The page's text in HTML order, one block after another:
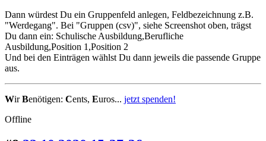
Dann würdest Du ein Gruppenfeld anlegen, Feldbezeichnung z.B.
"Werdegang". Bei "Gruppen (csv)", siehe Screenshot oben, trägst
Du dann ein: Schulische Ausbildung,Berufliche
Ausbildung,Position 1,Position 2
Und bei den Einträgen wählst Du dann jeweils die passende Gruppe
aus.
WirBenötigen: Cents, Euros... jetzt spenden!
Offline